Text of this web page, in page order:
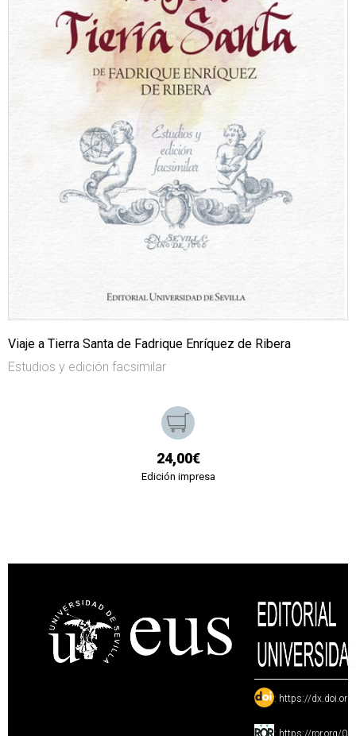
Viaje a Tierra Santa de Fadrique Enríquez de Ribera
Estudios y edición facsimilar
24,00€
Edición impresa
: https://
: https://ror.org/